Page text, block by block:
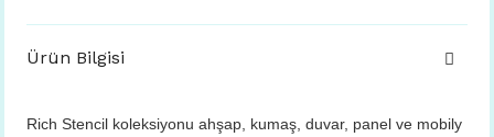
Ürün Bilgisi
Rich Stencil koleksiyonu ahşap, kumaş, duvar, panel ve mobily